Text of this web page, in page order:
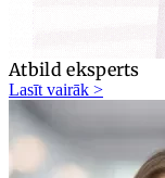
Atbild eksperts
Lasīt vairāk >